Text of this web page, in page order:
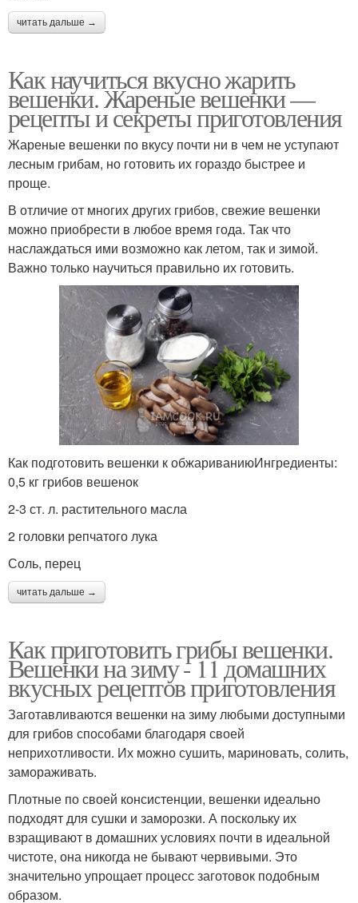
читать дальше →
Как научиться вкусно жарить
вешенки. Жареные вешенки —
рецепты и секреты приготовления
Жареные вешенки по вкусу почти ни в чем не уступают
лесным грибам, но готовить их гораздо быстрее и
проще.
В отличие от многих других грибов, свежие вешенки
можно приобрести в любое время года. Так что
наслаждаться ими возможно как летом, так и зимой.
Важно только научиться правильно их готовить.
Как подготовить вешенки к обжариваниюИнгредиенты:
0,5 кг грибов вешенок
2-3 ст. л. растительного масла
2 головки репчатого лука
Соль, перец
читать дальше →
Как приготовить грибы вешенки.
Вешенки на зиму - 11 домашних
вкусных рецептов приготовления
Заготавливаются вешенки на зиму любыми доступными
для грибов способами благодаря своей
неприхотливости. Их можно сушить, мариновать, солить,
замораживать.
Плотные по своей консистенции, вешенки идеально
подходят для сушки и заморозки. А поскольку их
взращивают в домашних условиях почти в идеальной
чистоте, она никогда не бывают червивыми. Это
значительно упрощает процесс заготовок подобным
образом.